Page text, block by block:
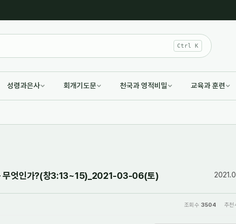
Ctrl K
성령과은사 회개기도문 천국과 영적비밀 교육과 훈련
무엇인가?(창3:13~15)_2021-03-06(토)
조회 수 3504 추천